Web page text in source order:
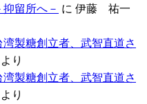
留所へ－ に 伊藤 祐一
製糖創立者、武智直道さ
より
製糖創立者、武智直道さ
より